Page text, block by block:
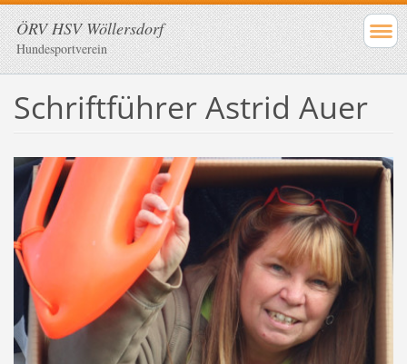
ÖRV HSV Wöllersdorf
Hundesportverein
Schriftführer Astrid Auer